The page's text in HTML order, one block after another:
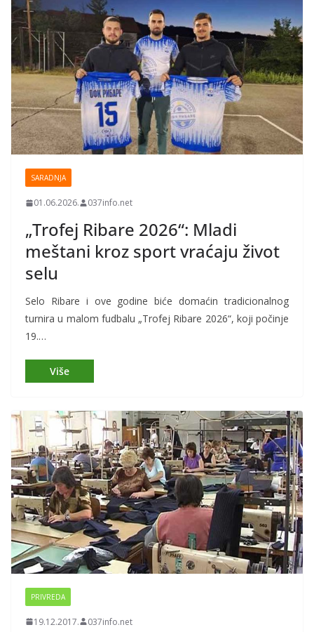
SARADNJA
01.06.2026. 037info.net
„Trofej Ribare 2026“: Mladi
meštani kroz sport vraćaju život
selu
Selo Ribare i ove godine biće domaćin tradicionalnog
turnira u malom fudbalu „Trofej Ribare 2026“, koji počinje
19.…
PRIVREDA
19.12.2017. 037info.net